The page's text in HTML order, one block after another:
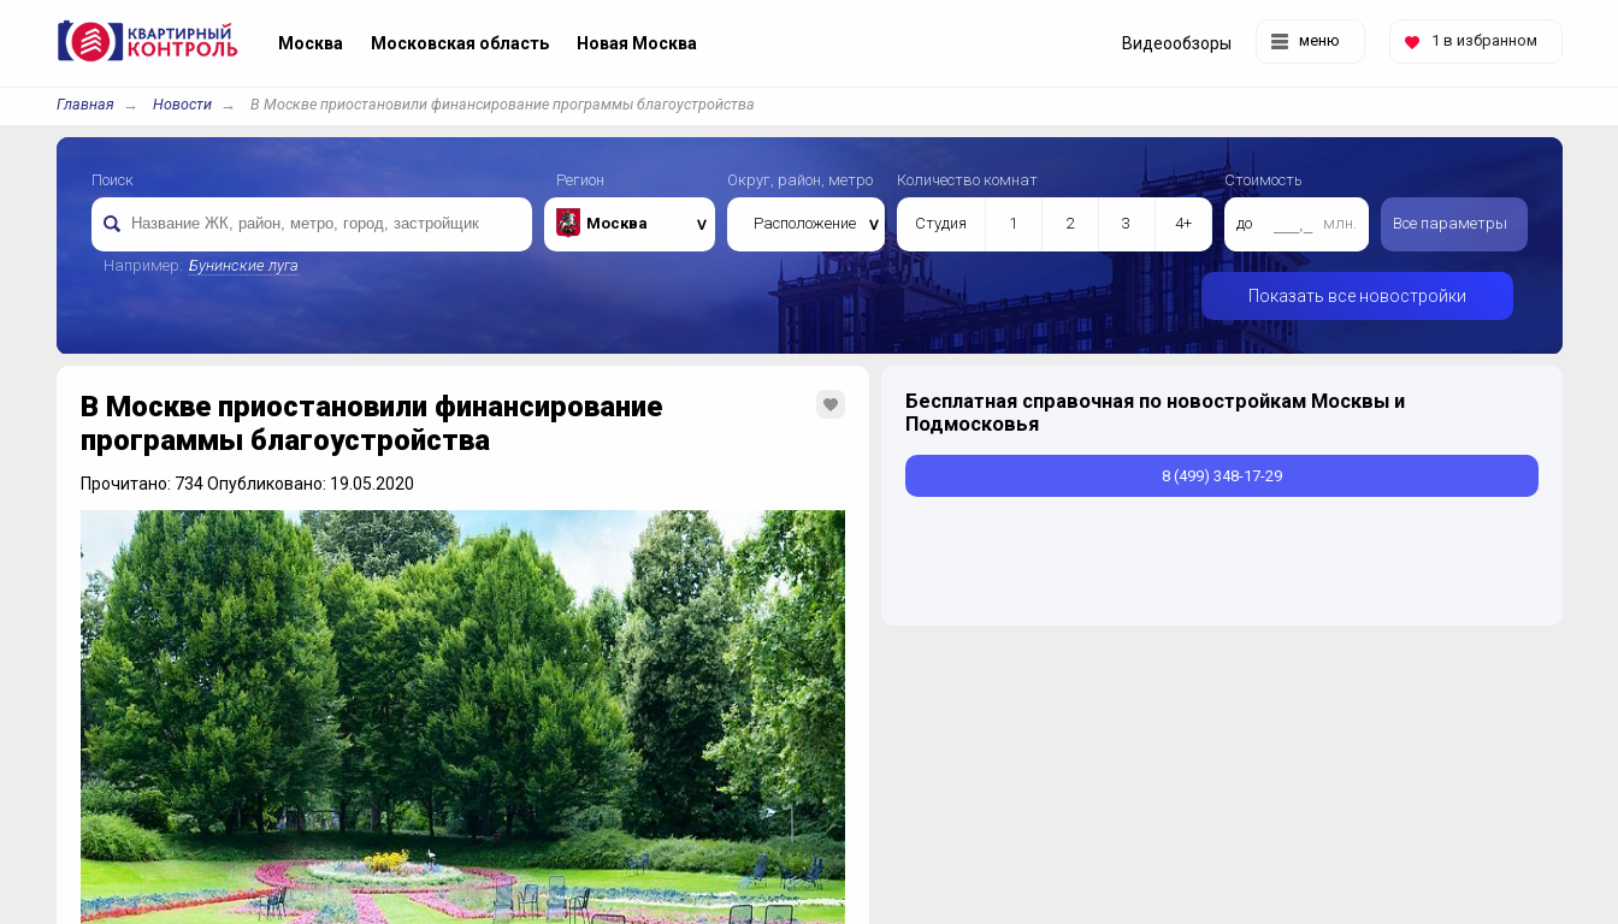
Москва Московская область Новая Москва меню 1 в избранном
Видеообзоры
Главная Новости В Москве приостановили финансирование программы благоустройства
Поиск
Например: Бунинские луга
Регион
Москва
Округ, район, метро
Расположение
Количество комнат
Студия 1 2 3 4+
Стоимость
до млн. Все параметры
Показать все новостройки
В Москве приостановили финансирование
программы благоустройства
Прочитано: 734 Опубликовано: 19.05.2020
Бесплатная справочная по новостройкам Москвы и
Подмосковья
8 (499) 348-17-29